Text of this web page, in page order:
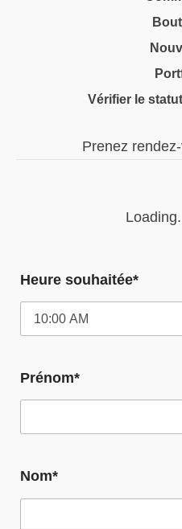
Vérifier le
Prenez
Heure souhaitée*
Prénom*
Nom*